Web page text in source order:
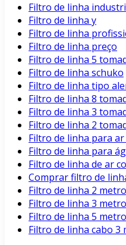
Filtro de linha
Filtro de linha y
Filtro de linha
Filtro de linha preço
Filtro de linha 5
Filtro de linha schuko
Filtro de linha tipo
Filtro de linha 8
Filtro de linha 3
Filtro de linha 2
Filtro de linha para
Filtro de linha para
Filtro de linha de ar
Comprar filtro de
Filtro de linha 2
Filtro de linha 3
Filtro de linha 5
Filtro de linha cabo 3